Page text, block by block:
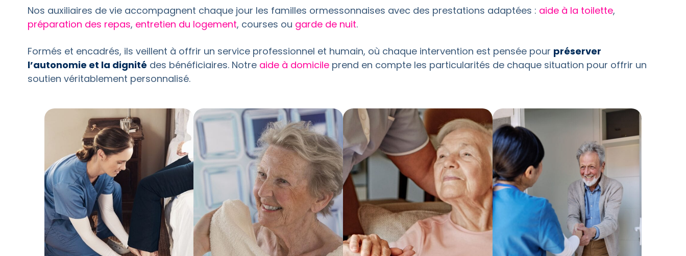
Nos auxiliaires de vie accompagnent chaque jour les familles ormessonnaises avec des prestations adaptées : aide à la toilette,
préparation des repas, entretien du logement, courses ou garde de nuit.
Formés et encadrés, ils veillent à offrir un service professionnel et humain, où chaque intervention est pensée pour préserver
l’autonomie et la dignité des bénéficiaires. Notre aide à domicileprend en compte les particularités de chaque situation pour offrir un
soutien véritablement personnalisé.